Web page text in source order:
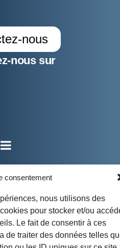
consentement
nous utilisons des
pour stocker et/ou
Le fait de consentir à ces
de traiter des données telles
nous
nous sur